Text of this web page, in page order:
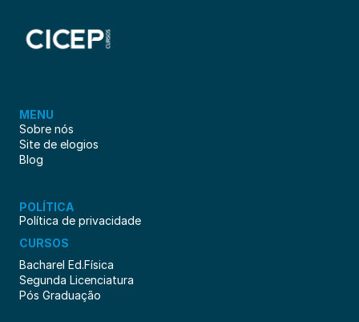
MENU
Sobre nós
Site de elogios
Blog
POLÍTICA
Política de privacidade
CURSOS
Bacharel Ed.Física
Segunda Licenciatura
Pós Graduação